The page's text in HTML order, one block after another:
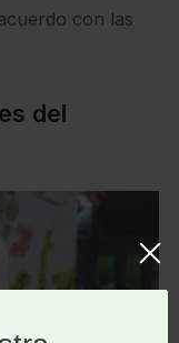
con las
del